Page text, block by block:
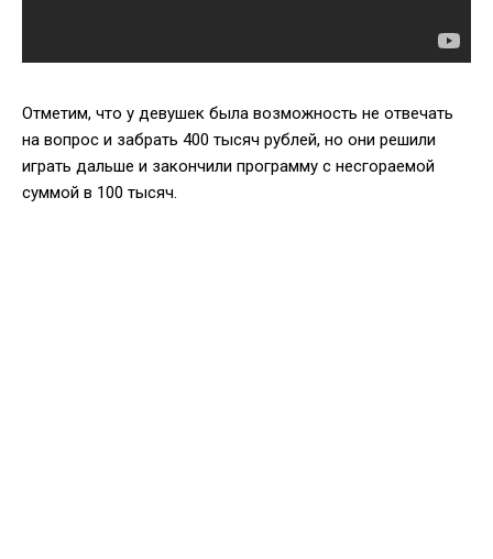
Отметим, что у девушек была возможность не отвечать
на вопрос и забрать 400 тысяч рублей, но они решили
играть дальше и закончили программу с несгораемой
суммой в 100 тысяч.